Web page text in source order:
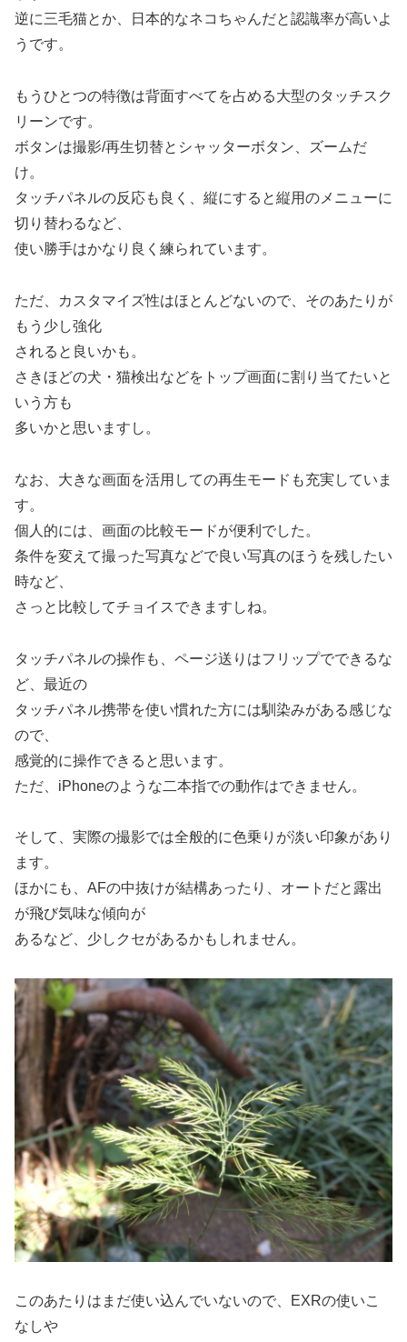
逆に三毛猫とか、日本的なネコちゃんだと認識率が高いよ
うです。
もうひとつの特徴は背面すべてを占める大型のタッチスク
リーンです。
ボタンは撮影/再生切替とシャッターボタン、ズームだ
け。
タッチパネルの反応も良く、縦にすると縦用のメニューに
切り替わるなど、
使い勝手はかなり良く練られています。
ただ、カスタマイズ性はほとんどないので、そのあたりが
もう少し強化
されると良いかも。
さきほどの犬・猫検出などをトップ画面に割り当てたいと
いう方も
多いかと思いますし。
なお、大きな画面を活用しての再生モードも充実していま
す。
個人的には、画面の比較モードが便利でした。
条件を変えて撮った写真などで良い写真のほうを残したい
時など、
さっと比較してチョイスできますしね。
タッチパネルの操作も、ページ送りはフリップでできるな
ど、最近の
タッチパネル携帯を使い慣れた方には馴染みがある感じな
ので、
感覚的に操作できると思います。
ただ、iPhoneのような二本指での動作はできません。
そして、実際の撮影では全般的に色乗りが淡い印象があり
ます。
ほかにも、AFの中抜けが結構あったり、オートだと露出
が飛び気味な傾向が
あるなど、少しクセがあるかもしれません。
このあたりはまだ使い込んでいないので、EXRの使いこ
なしや